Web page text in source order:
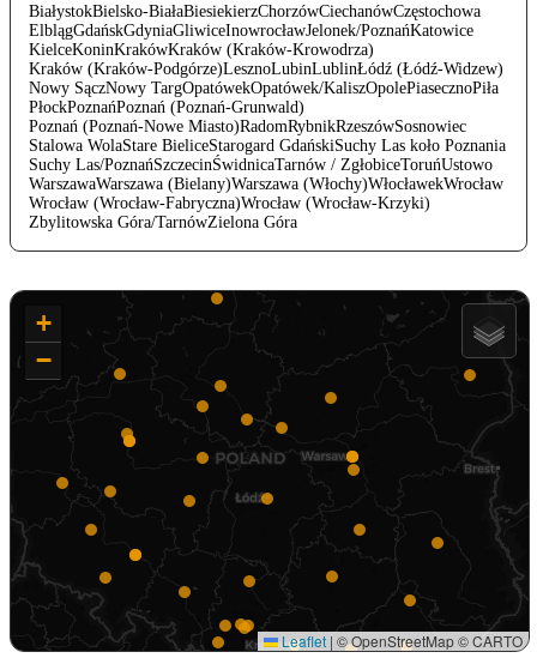
BiałystokBielsko-BiałaBiesiekierzChorzówCiechanówCzęstochowa
ElblągGdańskGdyniaGliwiceInowrocławJelonek/PoznańKatowice
KielceKoninKrakówKraków (Kraków-Krowodrza)
Kraków (Kraków-Podgórze)LesznoLubinLublinŁódź (Łódź-Widzew)
Nowy SączNowy TargOpatówekOpatówek/KaliszOpolePiasecznoPiła
PłockPoznańPoznań (Poznań-Grunwald)
Poznań (Poznań-Nowe Miasto)RadomRybnikRzeszówSosnowiec
Stalowa WolaStare BieliceStarogard GdańskiSuchy Las koło Poznania
Suchy Las/PoznańSzczecinŚwidnicaTarnów / ZgłobiceToruńUstowo
WarszawaWarszawa (Bielany)Warszawa (Włochy)WłocławekWrocław
Wrocław (Wrocław-Fabryczna)Wrocław (Wrocław-Krzyki)
Zbylitowska Góra/TarnówZielona Góra
+
−
Leaflet | © OpenStreetMap © CARTO